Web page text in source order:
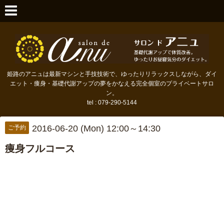
姫路のアニュは最新マシンと手技技術で、ゆったりリラックスしながら、ダイ
エット・痩身・基礎代謝アップの夢をかなえる完全個室のプライベートサロ
ン。
tel : 079-290-5144
ご予約 2016-06-20 (Mon) 12:00～14:30
痩身フルコース